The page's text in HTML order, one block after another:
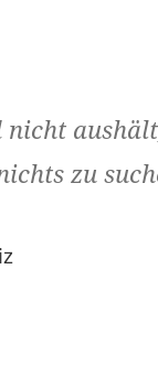
nicht
zu